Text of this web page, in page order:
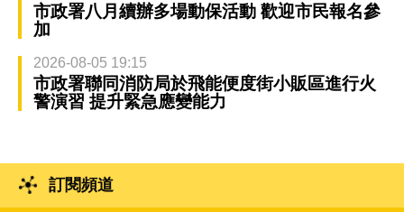
市政署八月續辦多場動保活動 歡迎市民報名參
加
2026-08-05 19:15
市政署聯同消防局於飛能便度街小販區進行火
警演習 提升緊急應變能力
訂閱頻道